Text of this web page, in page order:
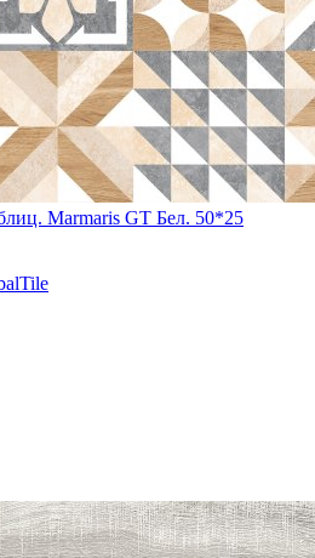
Marmaris GT Бел. 50*25